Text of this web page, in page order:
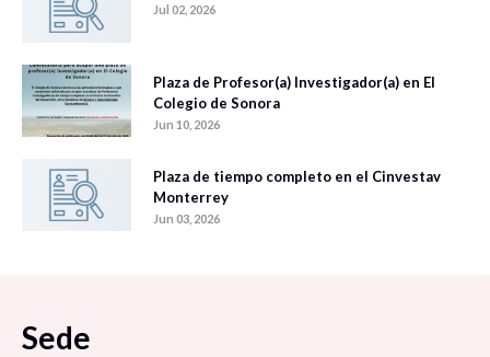
Jul 02, 2026
Plaza de Profesor(a) Investigador(a) en El
Colegio de Sonora
Jun 10, 2026
Plaza de tiempo completo en el Cinvestav
Monterrey
Jun 03, 2026
Sede